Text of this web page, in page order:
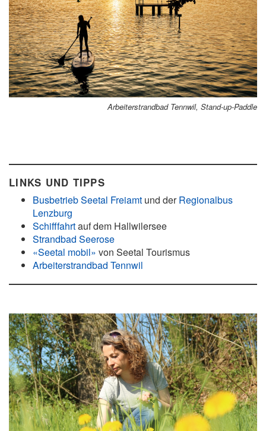
Arbeiterstrandbad Tennwil, Stand-up-Paddle
LINKS UND TIPPS
Busbetrieb Seetal Freiamt und derRegionalbus
Lenzburg
Schifffahrtauf dem Hallwilersee
Strandbad Seerose
«Seetal mobil» von Seetal Tourismus
Arbeiterstrandbad Tennwil